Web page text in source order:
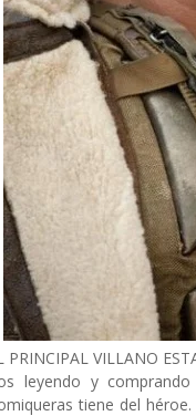
PRINCIPAL VILLANO
leyendo y
tiene del